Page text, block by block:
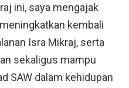
ini, saya mengajak
kembali
Isra Mikraj, serta
sekaligus mampu
SAW dalam kehidupan